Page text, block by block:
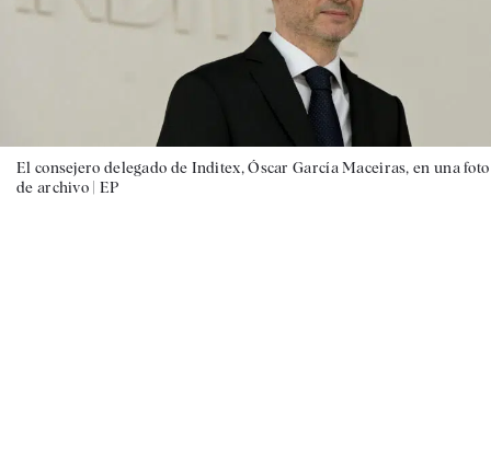
El consejero delegado de Inditex, Óscar García Maceiras, en una foto
de archivo | EP